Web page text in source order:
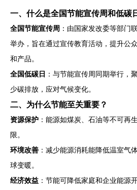
一、什么是全国节能宣传周和低碳
全国节能宣传周 ：由国家发改委等部门
举办，旨在通过宣传教育活动，提升公
和产品。
全国低碳日 ：与节能宣传周同期举行，
少碳排放，应对气候变化。
二、为什么节能至关重要？
资源保护 ：能源如煤炭、石油等不可再
限。
环境改善 ：减少能源消耗能降低温室气
球变暖。
经济效益 ：节能可降低家庭和企业能源